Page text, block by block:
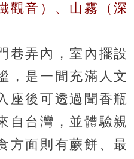
觀音）、山霧（深
巷弄內，室內擺設
，是一間充滿人文
座後可透過聞香瓶
自台灣，並體驗親
方面則有蕨餅、最